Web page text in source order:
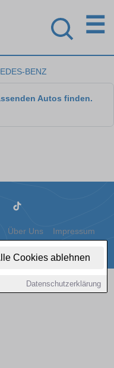
Cookies ablehnen
Datenschutzerklärung
☰
BENZ
Autos finden.
Über Uns Impressum
| Content by: 1a-sites-autos